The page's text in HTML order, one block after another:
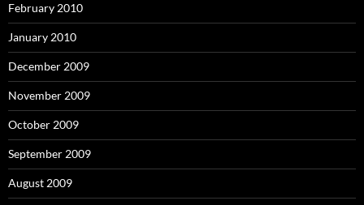
February 2010
January 2010
December 2009
November 2009
October 2009
September 2009
August 2009